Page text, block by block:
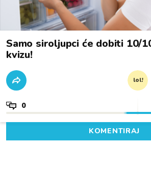
Samo siroljupci će dobiti 10/
kvizu!
lol!
0
KOMENTIRAJ